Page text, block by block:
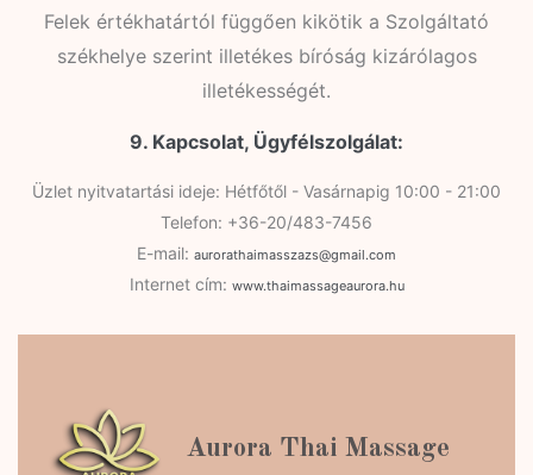
Felek értékhatártól függően kikötik a Szolgáltató
székhelye szerint illetékes bíróság kizárólagos
illetékességét.
9. Kapcsolat, Ügyfélszolgálat:
Üzlet nyitvatartási ideje: Hétfőtől - Vasárnapig 10:00 - 21:00
Telefon: +36-20/483-7456
E-mail: aurorathaimasszazs@gmail.com
Internet cím: www.thaimassageaurora.hu
Aurora Thai Massage